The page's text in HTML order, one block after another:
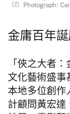
Photograph:
金庸百年
「俠之大者
文化藝術盛事
本地多位創作
計顧問黃宏達